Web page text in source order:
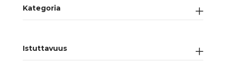
Kategoria
Istuttavuus